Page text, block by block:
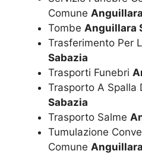
Comune
Tombe Anguillara
Trasferimento Per
Sabazia
Trasporti Funebri
Trasporto A Spalla
Sabazia
Trasporto Salme
Tumulazione
Comune